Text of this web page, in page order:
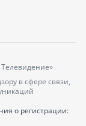
в сфере связи,
о регистрации: